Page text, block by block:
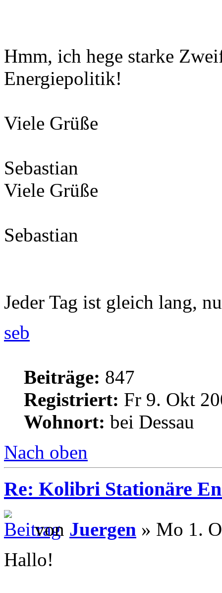
Hmm, ich hege starke
Energiepolitik!
Viele Grüße
Sebastian
Viele Grüße
Sebastian
Jeder Tag ist gleich lang,
seb
Beiträge: 847
Registriert: Fr 9. Okt
Wohnort: bei Dessau
Nach oben
Re: Kolibri Stationäre
von Juergen » Mo 1.
Hallo!